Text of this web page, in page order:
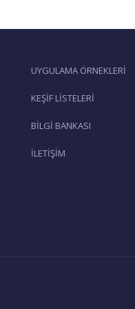
UYGULAMA ÖRNEKLERİ
KEŞİF LİSTELERİ
BİLGİ BANKASI
İLETİŞİM